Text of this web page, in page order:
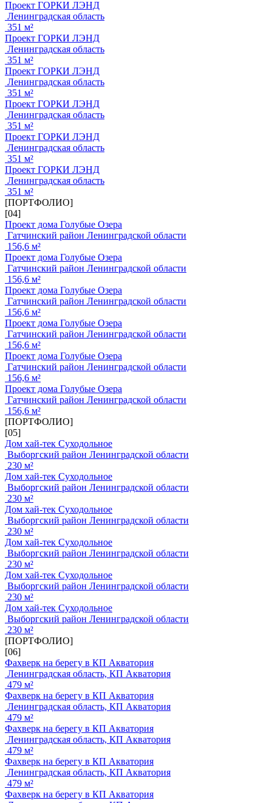
Проект ГОРКИ ЛЭНД
Ленинградская область
351 м²
Проект ГОРКИ ЛЭНД
Ленинградская область
351 м²
Проект ГОРКИ ЛЭНД
Ленинградская область
351 м²
Проект ГОРКИ ЛЭНД
Ленинградская область
351 м²
Проект ГОРКИ ЛЭНД
Ленинградская область
351 м²
Проект ГОРКИ ЛЭНД
Ленинградская область
351 м²
[ПОРТФОЛИО]
[04]
Проект дома Голубые Озера
Гатчинский район Ленинградской области
156,6 м²
Проект дома Голубые Озера
Гатчинский район Ленинградской области
156,6 м²
Проект дома Голубые Озера
Гатчинский район Ленинградской области
156,6 м²
Проект дома Голубые Озера
Гатчинский район Ленинградской области
156,6 м²
Проект дома Голубые Озера
Гатчинский район Ленинградской области
156,6 м²
Проект дома Голубые Озера
Гатчинский район Ленинградской области
156,6 м²
[ПОРТФОЛИО]
[05]
Дом хай-тек Суходольное
Выборгский район Ленинградской области
230 м²
Дом хай-тек Суходольное
Выборгский район Ленинградской области
230 м²
Дом хай-тек Суходольное
Выборгский район Ленинградской области
230 м²
Дом хай-тек Суходольное
Выборгский район Ленинградской области
230 м²
Дом хай-тек Суходольное
Выборгский район Ленинградской области
230 м²
Дом хай-тек Суходольное
Выборгский район Ленинградской области
230 м²
[ПОРТФОЛИО]
[06]
Фахверк на берегу в КП Акватория
Ленинградская область, КП Акватория
479 м²
Фахверк на берегу в КП Акватория
Ленинградская область, КП Акватория
479 м²
Фахверк на берегу в КП Акватория
Ленинградская область, КП Акватория
479 м²
Фахверк на берегу в КП Акватория
Ленинградская область, КП Акватория
479 м²
Фахверк на берегу в КП Акватория